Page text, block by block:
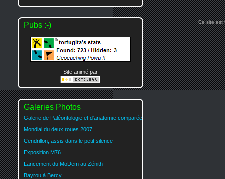
Pubs :-)
Site animé par
Galeries Photos
Galerie de Paléontologie et d'anatomie comparée
Mondial du deux roues 2007
Cendrillon, assis dans le petit silence
Exposition M76
Lancement du MoDem au Zénith
Bayrou à Bercy
Ce site est